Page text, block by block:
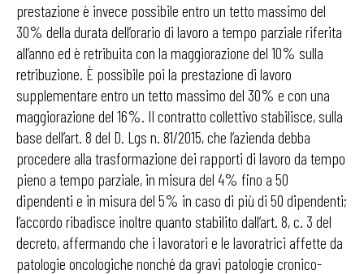
prestazione è invece possibile entro un tetto massimo del
30% della durata dell’orario di lavoro a tempo parziale riferita
all’anno ed è retribuita con la maggiorazione del 10% sulla
retribuzione. È possibile poi la prestazione di lavoro
supplementare entro un tetto massimo del 30% e con una
maggiorazione del 16%. Il contratto collettivo stabilisce, sulla
base dell’art. 8 del D. Lgs n. 81/2015, che l’azienda debba
procedere alla trasformazione dei rapporti di lavoro da tempo
pieno a tempo parziale, in misura del 4% fino a 50
dipendenti e in misura del 5% in caso di più di 50 dipendenti;
l’accordo ribadisce inoltre quanto stabilito dall’art. 8, c. 3 del
decreto, affermando che i lavoratori e le lavoratrici affette da
patologie oncologiche nonché da gravi patologie cronico-